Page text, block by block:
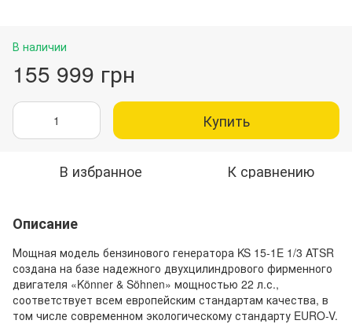
В наличии
155 999 грн
Купить
В избранное К сравнению
Описание
Мощная модель бензинового генератора KS 15-1E 1/3 ATSR
создана на базе надежного двухцилиндрового фирменного
двигателя «Könner & Söhnen» мощностью 22 л.с.,
соответствует всем европейским стандартам качества, в
том числе современном экологическому стандарту EURO-V.